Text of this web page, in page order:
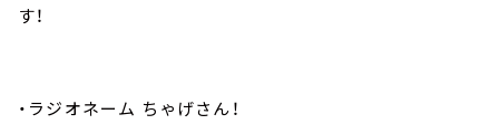
す！
・ラジオネーム ちゃげさん！